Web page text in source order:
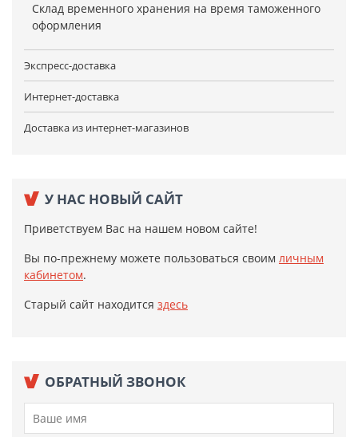
Склад временного хранения на время таможенного
оформления
Экспресс-доставка
Интернет-доставка
Доставка из интернет-магазинов
У НАС НОВЫЙ САЙТ
Приветствуем Вас на нашем новом сайте!
Вы по-прежнему можете пользоваться своим личным
кабинетом.
Старый сайт находится здесь
ОБРАТНЫЙ ЗВОНОК